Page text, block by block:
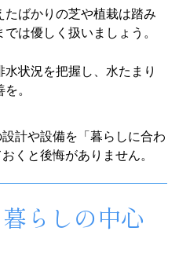
たばかりの芝や植栽は踏み
は優しく扱いましょう。
水状況を把握し、水たまり
。
計や設備を「暮らしに合わ
くと後悔がありません。
らしの中心